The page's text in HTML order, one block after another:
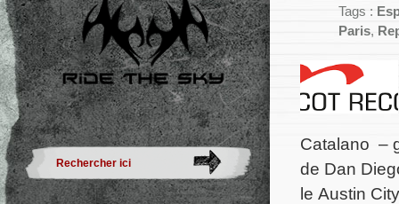
Tags :
Paris,
Catalano –
de Dan
le Austin